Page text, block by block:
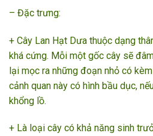
– Đặc trưng:
+ Cây Lan Hạt Dưa thuộc dạng
khá cứng. Mỗi một gốc cây sẽ
lại mọc ra những đoạn nhỏ có
cảnh quan này có hình bầu dục,
khổng lồ.
+ Là loại cây có khả năng sinh